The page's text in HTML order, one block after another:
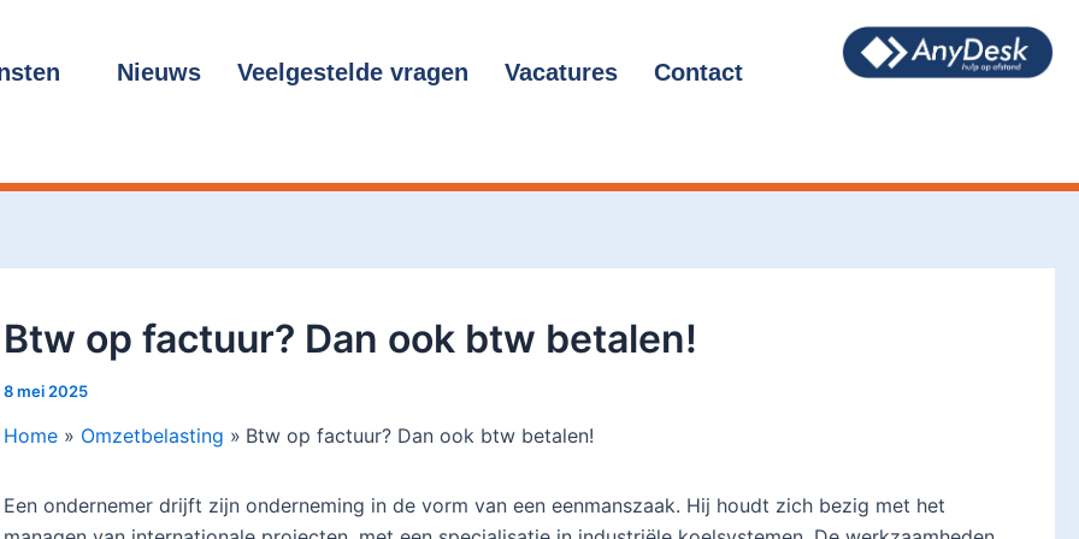
Nieuws Veelgestelde vragen Vacatures Contact
Btw op factuur? Dan ook btw betalen!
8 mei 2025
Home Omzetbelasting Btw op factuur? Dan ook btw betalen!
Een ondernemer drijft zijn onderneming in de vorm van een eenmanszaak. Hij houdt zich bezig met het